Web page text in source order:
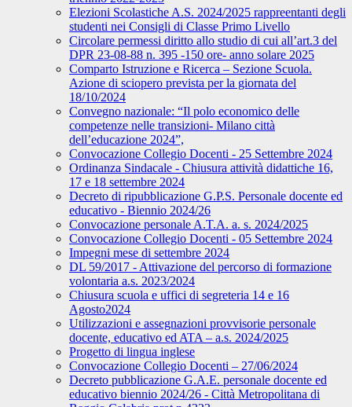
Elezioni Scolastiche A.S. 2024/2025 rappreentanti degli
studenti nei Consigli di Classe Primo Livello
Circolare permessi diritto allo studio di cui all’art.3 del
DPR 23-08-88 n. 395 -150 ore- anno solare 2025
Comparto Istruzione e Ricerca – Sezione Scuola.
Azione di sciopero prevista per la giornata del
18/10/2024
Convegno nazionale: “Il polo economico delle
competenze nelle transizioni- Milano città
dell’educazione 2024”,
Convocazione Collegio Docenti - 25 Settembre 2024
Ordinanza Sindacale - Chiusura attività didattiche 16,
17 e 18 settembre 2024
Decreto di ripubblicazione G.P.S. Personale docente ed
educativo - Biennio 2024/26
Convocazione personale A.T.A. a. s. 2024/2025
Convocazione Collegio Docenti - 05 Settembre 2024
Impegni mese di settembre 2024
DL 59/2017 - Attivazione del percorso di formazione
volontaria a.s. 2023/2024
Chiusura scuola e uffici di segreteria 14 e 16
Agosto2024
Utilizzazioni e assegnazioni provvisorie personale
docente, educativo ed ATA – a.s. 2024/2025
Progetto di lingua inglese
Convocazione Collegio Docenti – 27/06/2024
Decreto pubblicazione G.A.E. personale docente ed
educativo biennio 2024/26 - Città Metropolitana di